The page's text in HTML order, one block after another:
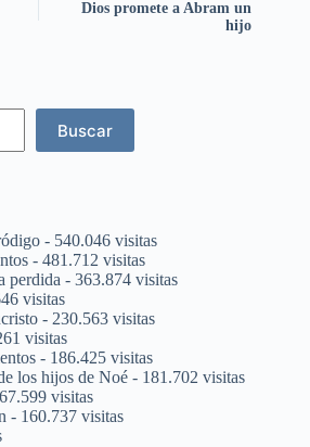
Dios promete a Abram un
hijo
Buscar
- 540.046 visitas
- 481.712 visitas
perdida - 363.874 visitas
visitas
- 230.563 visitas
visitas
- 186.425 visitas
los hijos de Noé - 181.702 visitas
visitas
- 160.737 visitas